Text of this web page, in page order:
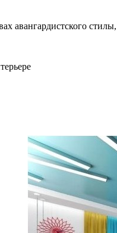
авангардистского